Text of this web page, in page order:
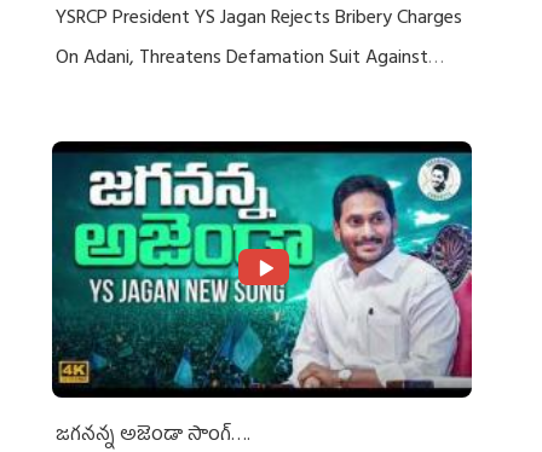
YSRCP President YS Jagan Rejects Bribery Charges
On Adani, Threatens Defamation Suit Against
జగనన్న అజెండా సాంగ్….